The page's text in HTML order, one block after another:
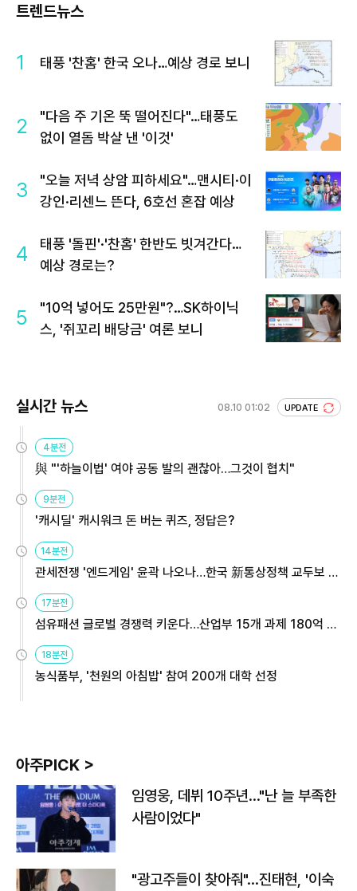
트렌드뉴스
1 태풍 '찬홈' 한국 오나…예상 경로 보니
2
"다음 주 기온 뚝 떨어진다"…태풍도
없이 열돔 박살 낸 '이것'
3
"오늘 저녁 상암 피하세요"…맨시티·이
강인·리센느 뜬다, 6호선 혼잡 예상
4
태풍 '돌핀'·'찬홈' 한반도 빗겨간다…
예상 경로는?
5
"10억 넣어도 25만원"?…SK하이닉
스, '쥐꼬리 배당금' 여론 보니
실시간 뉴스 08.10 01:02 UPDATE
4분전
與 "'하늘이법' 여야 공동 발의 괜찮아…그것이 협치"
9분전
'캐시딜' 캐시워크 돈 버는 퀴즈, 정답은?
14분전
관세전쟁 '엔드게임' 윤곽 나오나…한국 新통상정책 교두보 활
17분전
섬유패션 글로벌 경쟁력 키운다…산업부 15개 과제 180억 지
18분전
농식품부, '천원의 아침밥' 참여 200개 대학 선정
아주PICK >
임영웅, 데뷔 10주년…"난 늘 부족한
사람이었다"
"광고주들이 찾아줘"…진태현, '이숙